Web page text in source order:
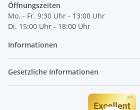
Öffnungszeiten
Mo. - Fr. 9:30 Uhr - 13:00 Uhr
Di. 15:00 Uhr - 18:00 Uhr
Informationen
Gesetzliche Informationen